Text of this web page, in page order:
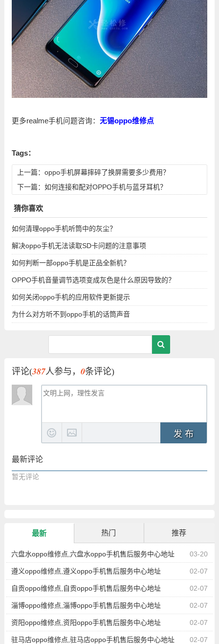
更多realme手机问题咨询： 无锡oppo维修点
Tags：
上一篇： oppo手机屏幕摔碎了换屏需要多少费用？
下一篇： 如何连接和配对OPPO手机与蓝牙耳机？
猜你喜欢
如何清理oppo手机听筒中的灰尘？
解决oppo手机无法读取SD卡问题的注意事项
如何判断一部oppo手机是正品全新机？
OPPO手机音量调节选项变成灰色是什么原因导致的？
如何关闭oppo手机的应用软件更新提示
为什么对方听不到oppo手机的话筒声音
评论(387人参与， 0条评论)
发 布
最新评论
暂无评论
最新 热门 推荐
03-20
六盘水oppo维修点,六盘水oppo手机售后服务中心地址
02-07
遵义oppo维修点,遵义oppo手机售后服务中心地址
02-07
自贡oppo维修点,自贡oppo手机售后服务中心地址
02-07
淄博oppo维修点,淄博oppo手机售后服务中心地址
02-07
资阳oppo维修点,资阳oppo手机售后服务中心地址
02-07
驻马店oppo维修点,驻马店oppo手机售后服务中心地址